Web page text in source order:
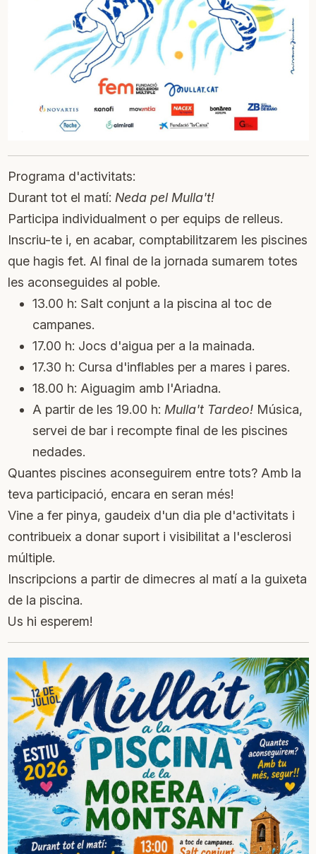
Programa d'activitats:
Durant tot el matí: Neda pel Mulla't!
Participa individualment o per equips de relleus.
Inscriu-te i, en acabar, comptabilitzarem les piscines
que hagis fet. Al final de la jornada sumarem totes
les aconseguides al poble.
13.00 h: Salt conjunt a la piscina al toc de
campanes.
17.00 h: Jocs d'aigua per a la mainada.
17.30 h: Cursa d'inflables per a mares i pares.
18.00 h: Aiguagim amb l'Ariadna.
A partir de les 19.00 h: Mulla't Tardeo!Música,
servei de bar i recompte final de les piscines
nedades.
Quantes piscines aconseguirem entre tots? Amb la
teva participació, encara en seran més!
Vine a fer pinya, gaudeix d'un dia ple d'activitats i
contribueix a donar suport i visibilitat a l'esclerosi
múltiple.
Inscripcions a partir de dimecres al matí a la guixeta
de la piscina.
Us hi esperem!